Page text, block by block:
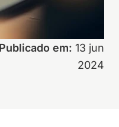
Publicado em: 13 jun
2024